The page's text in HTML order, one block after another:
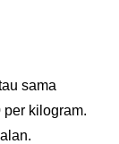
sama
kilogram.